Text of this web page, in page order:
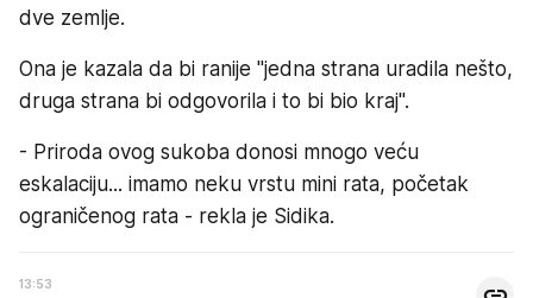
dve zemlje.
Ona je kazala da bi ranije "jedna strana uradila nešto,
druga strana bi odgovorila i to bi bio kraj".
- Priroda ovog sukoba donosi mnogo veću
eskalaciju... imamo neku vrstu mini rata, početak
ograničenog rata - rekla je Sidika.
13:53